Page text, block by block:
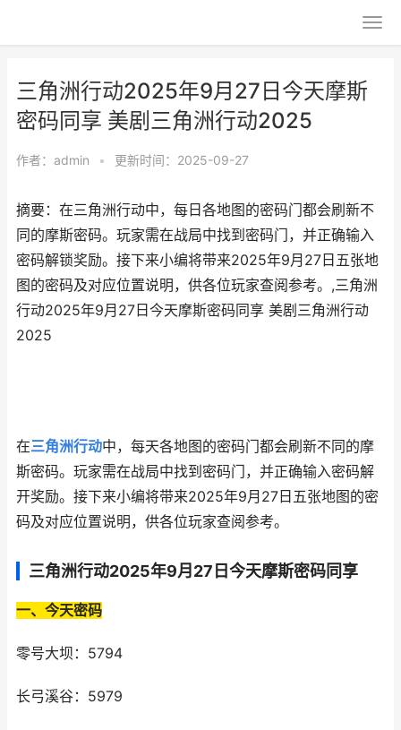
三角洲行动2025年9月27日今天摩斯
密码同享 美剧三角洲行动2025
作者： admin • 更新时间：2025-09-27
摘要：在三角洲行动中，每日各地图的密码门都会刷新不
同的摩斯密码。玩家需在战局中找到密码门，并正确输入
密码解锁奖励。接下来小编将带来2025年9月27日五张地
图的密码及对应位置说明，供各位玩家查阅参考。,三角洲
行动2025年9月27日今天摩斯密码同享 美剧三角洲行动
2025
在三角洲行动中，每天各地图的密码门都会刷新不同的摩
斯密码。玩家需在战局中找到密码门，并正确输入密码解
开奖励。接下来小编将带来2025年9月27日五张地图的密
码及对应位置说明，供各位玩家查阅参考。
三角洲行动2025年9月27日今天摩斯密码同享
一、今天密码
零号大坝：5794
长弓溪谷：5979